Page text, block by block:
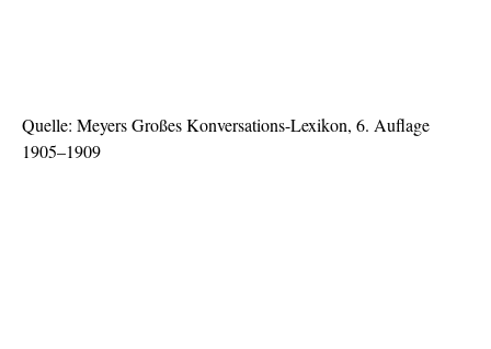
Quelle: Meyers Großes Konversations-Lexikon, 6. Auflage
1905–1909